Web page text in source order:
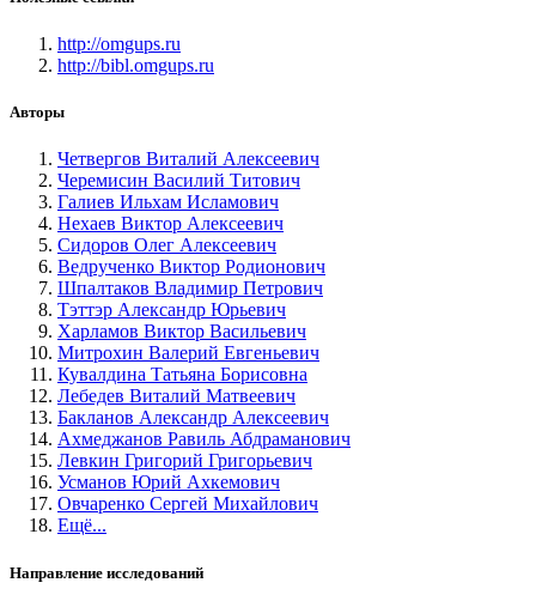
http://omgups.ru
http://bibl.omgups.ru
Авторы
Четвергов Виталий Алексеевич
Черемисин Василий Титович
Галиев Ильхам Исламович
Нехаев Виктор Алексеевич
Сидоров Олег Алексеевич
Ведрученко Виктор Родионович
Шпалтаков Владимир Петрович
Тэттэр Александр Юрьевич
Харламов Виктор Васильевич
Митрохин Валерий Евгеньевич
Кувалдина Татьяна Борисовна
Лебедев Виталий Матвеевич
Бакланов Александр Алексеевич
Ахмеджанов Равиль Абдраманович
Левкин Григорий Григорьевич
Усманов Юрий Ахкемович
Овчаренко Сергей Михайлович
Ещё...
Направление исследований